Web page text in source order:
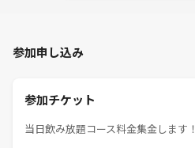
参加申し込み
参加チケット
当日飲み放題コース料金集金します！